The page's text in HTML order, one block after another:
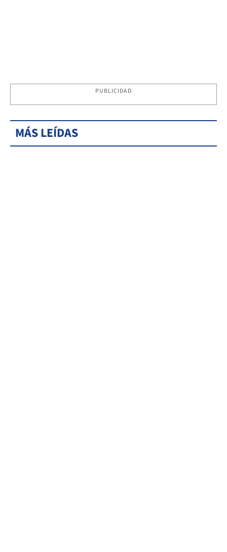
PUBLICIDAD
MÁS LEÍDAS